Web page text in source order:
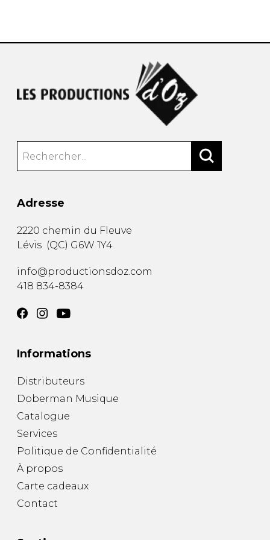
Adresse
2220 chemin du Fleuve
Lévis (QC) G6W 1Y4
info@productionsdoz.com
418 834-8384
Informations
Distributeurs
Doberman Musique
Catalogue
Services
Politique de Confidentialité
À propos
Carte cadeaux
Contact